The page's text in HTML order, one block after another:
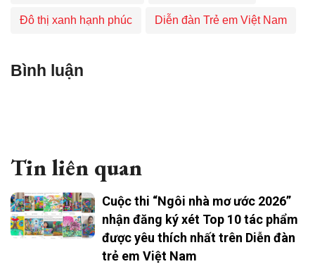
Đô thị xanh hạnh phúc Diễn đàn Trẻ em Việt Nam
Bình luận
Tin liên quan
Cuộc thi “Ngôi nhà mơ ước 2026”
nhận đăng ký xét Top 10 tác phẩm
được yêu thích nhất trên Diễn đàn
trẻ em Việt Nam